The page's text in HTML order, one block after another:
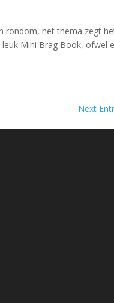
rondom, het thema zegt
Mini Brag Book, ofwel
Next